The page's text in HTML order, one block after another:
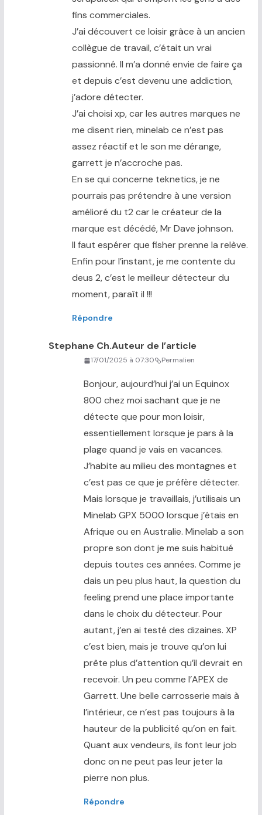
fins commerciales.
J’ai découvert ce loisir grâce à un ancien
collègue de travail, c’était un vrai
passionné. Il m’a donné envie de faire ça
et depuis c’est devenu une addiction,
j’adore détecter.
J’ai choisi xp, car les autres marques ne
me disent rien, minelab ce n’est pas
assez réactif et le son me dérange,
garrett je n’accroche pas.
En se qui concerne teknetics, je ne
pourrais pas prétendre à une version
amélioré du t2 car le créateur de la
marque est décédé, Mr Dave johnson.
Il faut espérer que fisher prenne la relève.
Enfin pour l’instant, je me contente du
deus 2, c’est le meilleur détecteur du
moment, paraît il !!!
Répondre
Stephane Ch.Auteur de l’article
17/01/2025 à 07:30 Permalien
Bonjour, aujourd’hui j’ai un Equinox
800 chez moi sachant que je ne
détecte que pour mon loisir,
essentiellement lorsque je pars à la
plage quand je vais en vacances.
J’habite au milieu des montagnes et
c’est pas ce que je préfère détecter.
Mais lorsque je travaillais, j’utilisais un
Minelab GPX 5000 lorsque j’étais en
Afrique ou en Australie. Minelab a son
propre son dont je me suis habitué
depuis toutes ces années. Comme je
dais un peu plus haut, la question du
feeling prend une place importante
dans le choix du détecteur. Pour
autant, j’en ai testé des dizaines. XP
c’est bien, mais je trouve qu’on lui
prête plus d’attention qu’il devrait en
recevoir. Un peu comme l’APEX de
Garrett. Une belle carrosserie mais à
l’intérieur, ce n’est pas toujours à la
hauteur de la publicité qu’on en fait.
Quant aux vendeurs, ils font leur job
donc on ne peut pas leur jeter la
pierre non plus.
Répondre